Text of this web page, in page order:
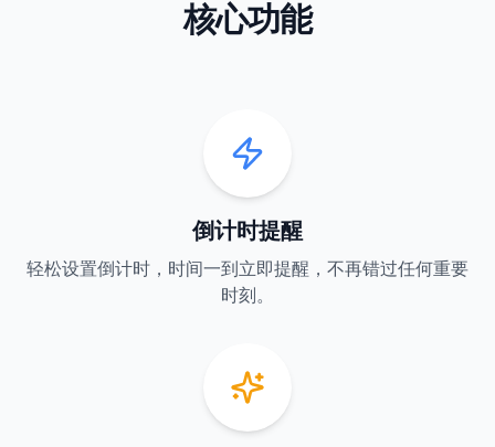
核心功能
倒计时提醒
轻松设置倒计时，时间一到立即提醒，不再错过任何重要
时刻。